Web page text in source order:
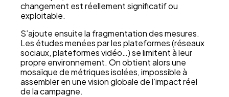
changement est réellement significatif ou
exploitable.
S’ajoute ensuite la fragmentation des mesures.
Les études menées par les plateformes (réseaux
sociaux, plateformes vidéo…) se limitent à leur
propre environnement. On obtient alors une
mosaïque de métriques isolées, impossible à
assembler en une vision globale de l’impact réel
de la campagne.